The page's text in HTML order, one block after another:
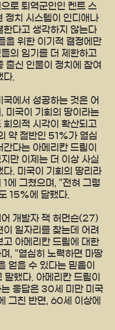
으로 퇴역군인인 켄트 스
정치 시스템이 인디애나
한다고 생각하지 않는다
을 위한 이기적 결정에만
의 임기를 더 제한하고
출신 인물이 정치에 참여
다.
국에서 성공하는 것은 어
미국이 기회의 땅이라는
회의적 시각이 확산되고
약 절반인 51%가 열심
다는 아메리칸 드림이
만 이제는 더 이상 사실
다. 미국이 기회의 땅리라
에 그쳤으며, "전혀 그렇
15%에 달했다.
개발자 잭 허먼슨(27)
이 일자리를 찾는데 어려
고 아메리칸 드림에 대한
, "열심히 노력하면 마땅
얻을 수 있다는 믿음이
말했다. 아메리칸 드림이
응답은 30세 미만 미국
그친 반면, 60세 이상에